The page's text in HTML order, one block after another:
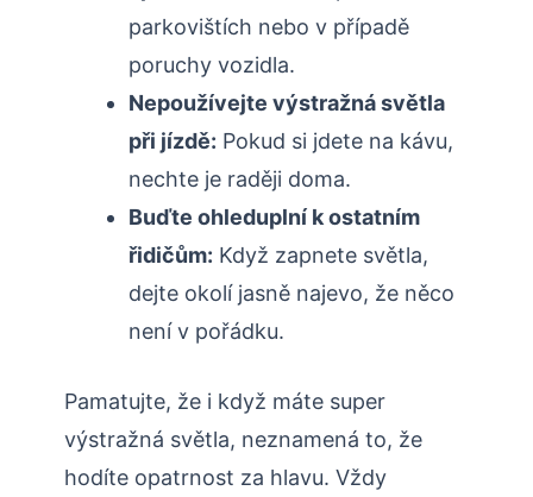
parkovištích nebo v případě
poruchy vozidla.
Nepoužívejte výstražná světla
při jízdě: Pokud si jdete na kávu,
nechte je raději doma.
Buďte ohleduplní k ostatním
řidičům: Když zapnete světla,
dejte okolí jasně najevo, že něco
není v pořádku.
Pamatujte, že i když máte super
výstražná světla, neznamená to, že
hodíte opatrnost za hlavu. Vždy